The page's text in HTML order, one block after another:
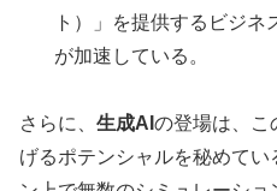
ト）」を提供するビジネ
が加速している。
さらに、 生成AI の登場は、こ
げるポテンシャルを秘めて